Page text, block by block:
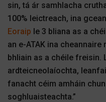
sin, tá ár samhlacha
100% leictreach, ina
Eoraip le 3 bliana as a
an e-ATAK ina cheannaire
bhliain as a chéile freisin.
ardteicneolaíochta,
fanacht céim amháin
soghluaisteachta.”